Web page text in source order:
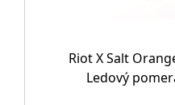
Riot X Salt
Ledový